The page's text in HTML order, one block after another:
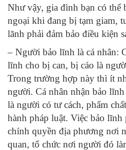
Như vậy, gia đình bạn có thể
ngoại khi đang bị tạm giam,
lãnh phải đảm bảo điều kiện
– Người bảo lĩnh là cá nhân:
lĩnh cho bị can, bị cáo là
Trong trường hợp này thì ít
người. Cá nhân nhận bảo
là người có tư cách, phẩm
hành pháp luật. Việc bảo lĩnh
chính quyền địa phương nơi
quan, tổ chức nơi người đó